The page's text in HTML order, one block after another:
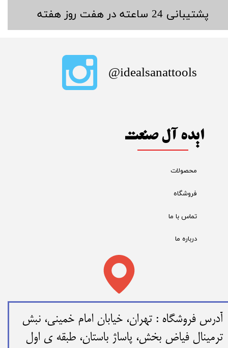
​پشتیبانی 24 ساعته در هفت روز هفته
ایده آل صنعت
محصولات
فروشگاه
تماس با ما
درباره ما
​idealsanattools@
​​آدرس فروشگاه : تهران، خیابان امام خمینی، نبش
ترمینال فیاض بخش، پاساژ باستان، طبقه ی اول